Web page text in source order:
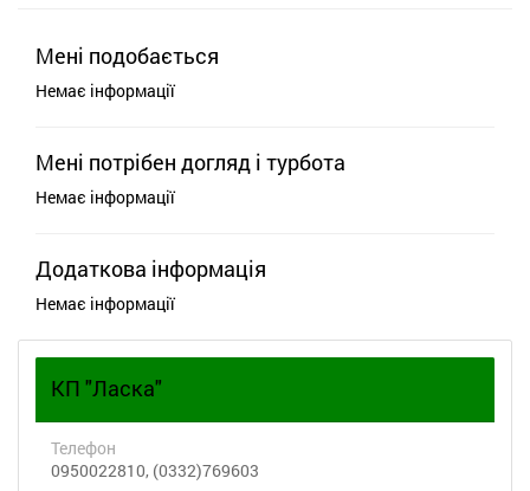
Мені подобається
Немає інформації
Мені потрібен догляд і турбота
Немає інформації
Додаткова інформація
Немає інформації
КП "Ласка"
Телефон
0950022810, (0332)769603